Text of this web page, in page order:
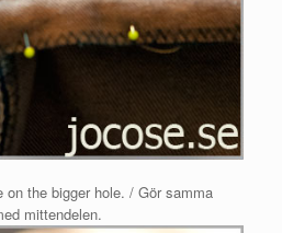
the bigger hole. / Gör samma
mittendelen.